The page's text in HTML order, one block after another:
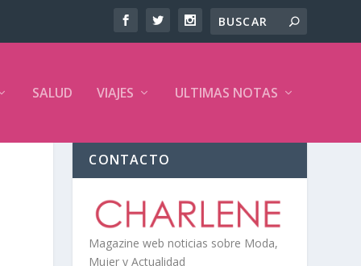
SALUD VIAJES ULTIMAS NOTAS
CONTACTO
Magazine web noticias sobre Moda,
Mujer y Actualidad